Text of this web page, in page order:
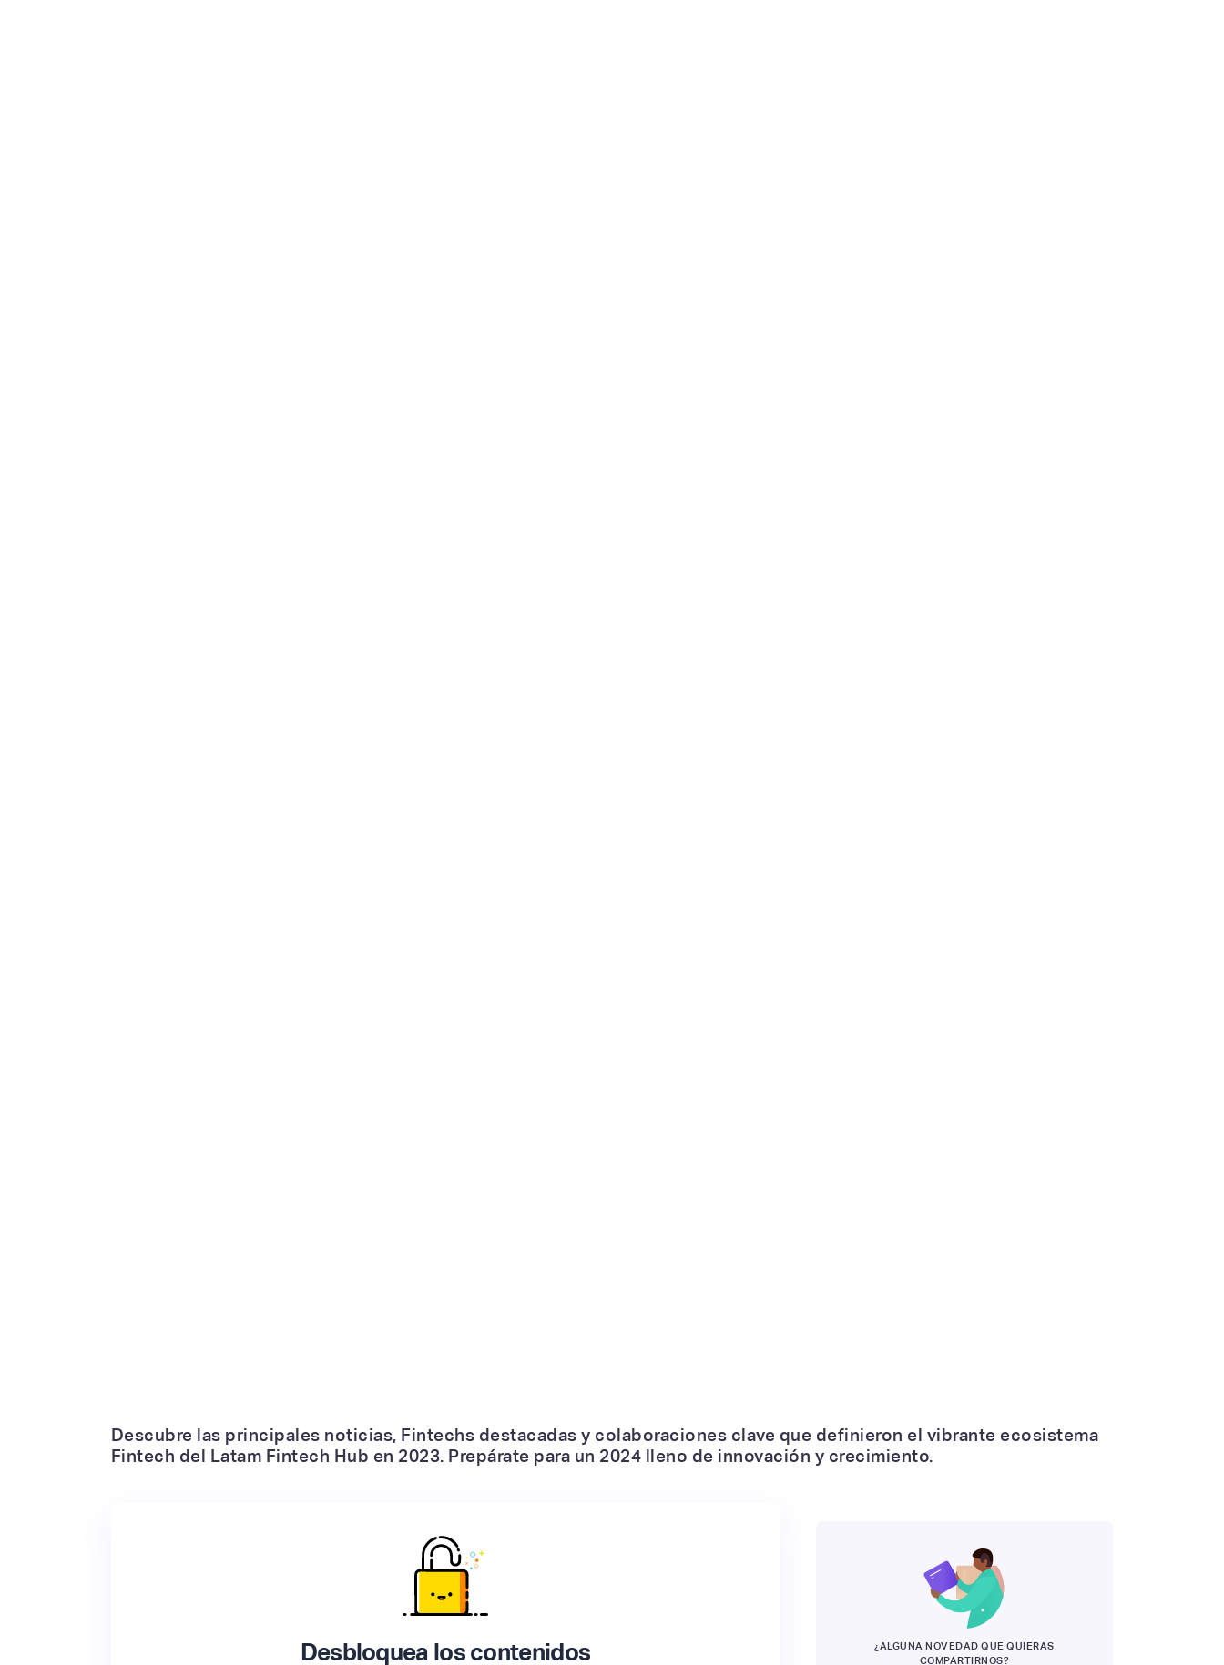
Descubre las principales noticias, Fintechs destacadas y colaboraciones clave que definieron el vibrante ecosistema
Fintech del Latam Fintech Hub en 2023. Prepárate para un 2024 lleno de innovación y crecimiento.
Desbloquea los contenidos
¿ALGUNA NOVEDAD QUE QUIERAS
COMPARTIRNOS?